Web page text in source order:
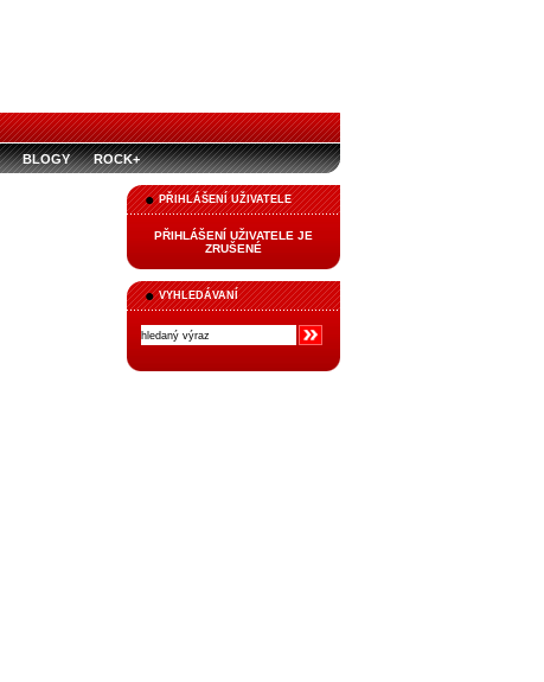
BLOGY ROCK+
PŘIHLÁŠENÍ UŽIVATELE
PŘIHLÁŠENÍ UŽIVATELE JE
ZRUŠENÉ
VYHLEDÁVANÍ